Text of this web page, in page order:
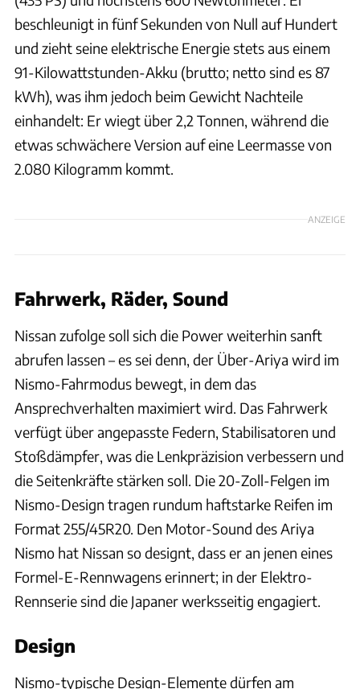
beschleunigt in fünf Sekunden von Null auf Hundert
und zieht seine elektrische Energie stets aus einem
91-Kilowattstunden-Akku (brutto; netto sind es 87
kWh), was ihm jedoch beim Gewicht Nachteile
einhandelt: Er wiegt über 2,2 Tonnen, während die
etwas schwächere Version auf eine Leermasse von
2.080 Kilogramm kommt.
ANZEIGE
Fahrwerk, Räder, Sound
Nissan zufolge soll sich die Power weiterhin sanft
abrufen lassen – es sei denn, der Über-Ariya wird im
Nismo-Fahrmodus bewegt, in dem das
Ansprechverhalten maximiert wird. Das Fahrwerk
verfügt über angepasste Federn, Stabilisatoren und
Stoßdämpfer, was die Lenkpräzision verbessern und
die Seitenkräfte stärken soll. Die 20-Zoll-Felgen im
Nismo-Design tragen rundum haftstarke Reifen im
Format 255/45R20. Den Motor-Sound des Ariya
Nismo hat Nissan so designt, dass er an jenen eines
Formel-E-Rennwagens erinnert; in der Elektro-
Rennserie sind die Japaner werksseitig engagiert.
Design
Nismo-typische Design-Elemente dürfen am